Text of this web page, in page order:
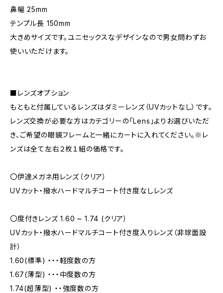
鼻幅 25mm
テンプル長 150mm
大きめサイズです。ユニセックスなデザインなので男女問わずお
使いいただけます。
■レンズオプション
もともと付属しているレンズはダミーレンズ（UVカットなし）です。
レンズ交換が必要な方はカテゴリーの「Lens」よりお選びいただ
き、ご希望の眼鏡フレームと一緒にカートに入れてください。※レ
ンズは全て左右２枚１組の価格です。
〇伊達メガネ用レンズ（クリア）
UVカット・撥水ハードマルチコート付き度なしレンズ
〇度付きレンズ 1.60 ~ 1.74 (クリア）
UVカット・撥水ハードマルチコート付き度入りレンズ（非球面設
計）
1.60(標準) ・・・軽度数の方
1.67(薄型) ・・・中度数の方
1.74(超薄型) ・・強度数の方